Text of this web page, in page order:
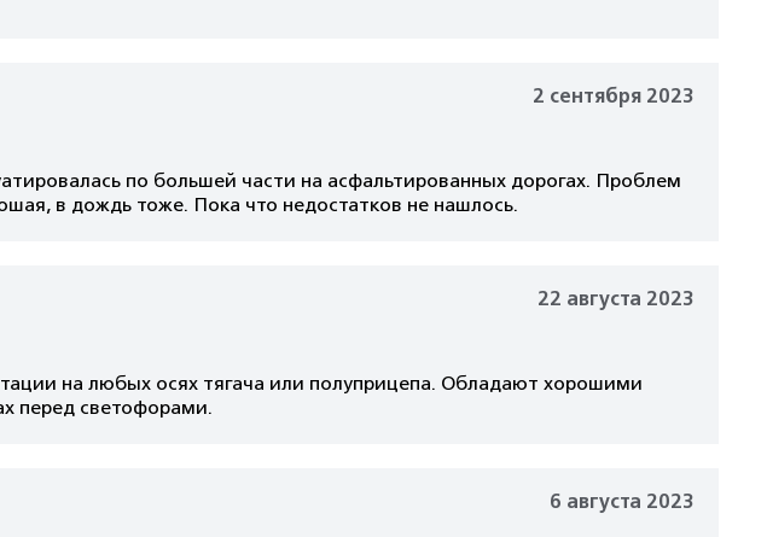
2 сентября 2023
по большей части на асфальтированных дорогах. Проблем
в дождь тоже. Пока что недостатков не нашлось.
22 августа 2023
на любых осях тягача или полуприцепа. Обладают хорошими
перед светофорами.
6 августа 2023